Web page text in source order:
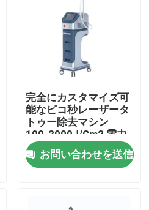
完全にカスタマイズ可
能なピコ秒レーザータ
トゥー除去マシン
100-2000J/Cm2 電力
出力
お問い合わせを送信